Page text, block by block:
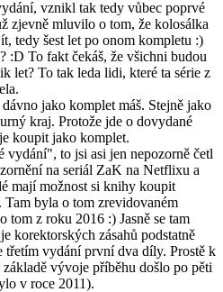
vznikl tak tedy vůbec poprvé
zjevně mluvilo o tom, že kolosálka
tedy šest let po onom kompletu :)
:D To fakt čekáš, že všichni budou
let? To tak leda lidi, které ta série z
jako komplet máš. Stejně jako
kraj. Protože jde o dovydané
koupit jako komplet.
vydání", to jsi asi jen nepozorně četl
na seriál ZaK na Netflixu a
mají možnost si knihy koupit
Tam byla o tom zrevidovaném
tom z roku 2016 :) Jasně se tam
korektorských zásahů podstatně
třetím vydání první dva díly. Prostě k
vývoje příběhu došlo po pěti
v roce 2011).